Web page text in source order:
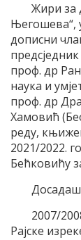
Жири за
Његошева“,
дописни
проф. др
наука и
проф. др
Хамовић
реду,
2021/2022.
Бећковићу
2007/
Рајске